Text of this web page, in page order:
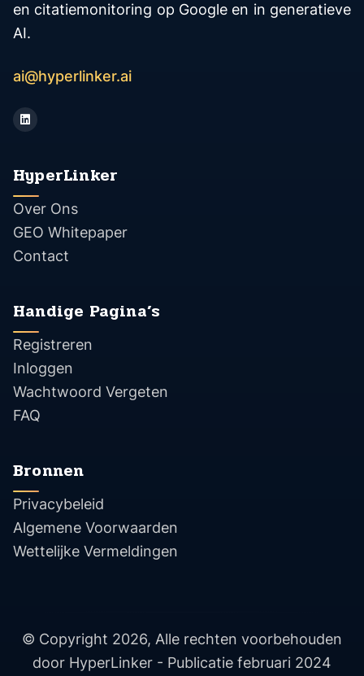
en citatiemonitoring op Google en in generatieve
AI.
ai@hyperlinker.ai
HyperLinker
Over Ons
GEO Whitepaper
Contact
Handige Pagina’s
Registreren
Inloggen
Wachtwoord Vergeten
FAQ
Bronnen
Privacybeleid
Algemene Voorwaarden
Wettelijke Vermeldingen
© Copyright 2026, Alle rechten voorbehouden
door HyperLinker - Publicatie februari 2024